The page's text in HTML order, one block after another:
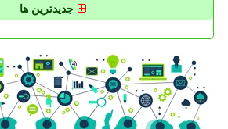
جدیدترین ها